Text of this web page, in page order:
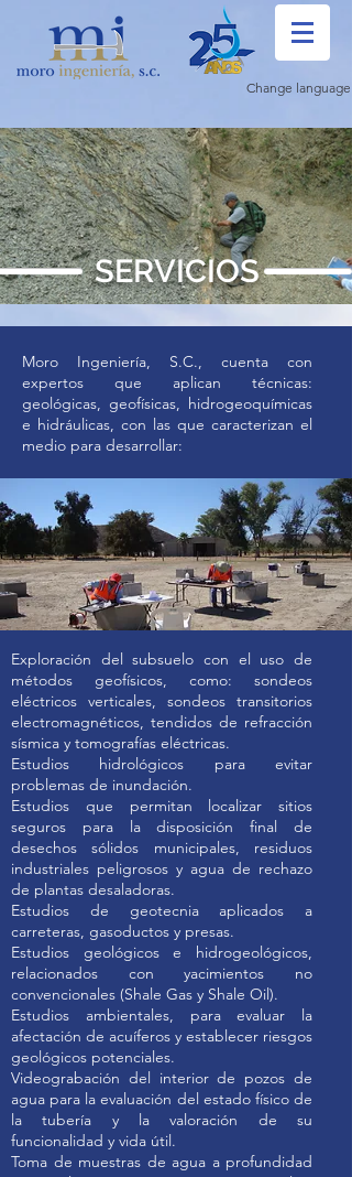
Change language:
SERVICIOS
Moro Ingeniería, S.C., cuenta con
expertos que aplican técnicas:
geológicas, geofísicas, hidrogeoquímicas
e hidráulicas, con las que caracterizan el
medio para desarrollar:
Exploración del subsuelo con el uso de
métodos geofísicos, como: sondeos
eléctricos verticales, sondeos transitorios
electromagnéticos, tendidos de refracción
sísmica y tomografías eléctricas.
Estudios hidrológicos para evitar
problemas de inundación.
Estudios que permitan localizar sitios
seguros para la disposición final de
desechos sólidos municipales, residuos
industriales peligrosos y agua de rechazo
de plantas desaladoras.
Estudios de geotecnia aplicados a
carreteras, gasoductos y presas.
Estudios geológicos e hidrogeológicos,
relacionados con yacimientos no
convencionales (Shale Gas y Shale Oil).
Estudios ambientales, para evaluar la
afectación de acuíferos y establecer riesgos
geológicos potenciales.
Videograbación del interior de pozos de
agua para la evaluación del estado físico de
la tubería y la valoración de su
funcionalidad y vida útil.
Toma de muestras de agua a profundidad